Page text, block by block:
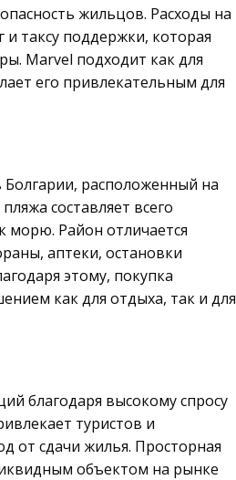
жильцов. Расходы на
таксу поддержки, которая
Marvel подходит как для
его привлекательным для
расположенный на
составляет всего
морю. Район отличается
аптеки, остановки
этому, покупка
как для отдыха, так и для
благодаря высокому спросу
туристов и
от сдачи жилья. Просторная
объектом на рынке